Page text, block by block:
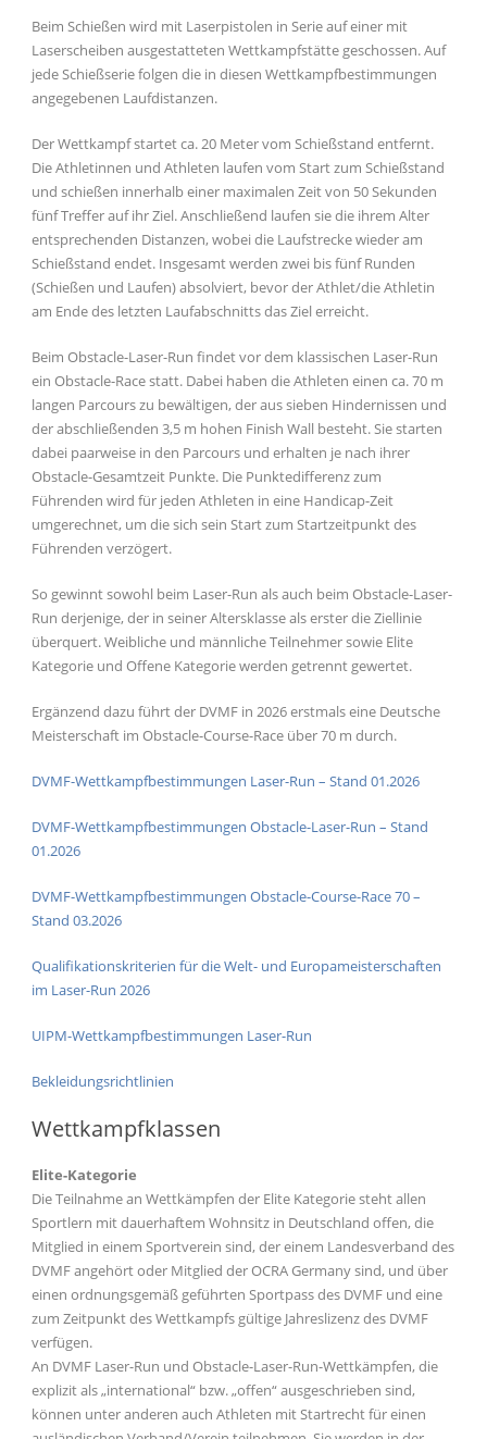
Beim Schießen wird mit Laserpistolen in Serie auf einer mit
Laserscheiben ausgestatteten Wettkampfstätte geschossen. Auf
jede Schießserie folgen die in diesen Wettkampfbestimmungen
angegebenen Laufdistanzen.
Der Wettkampf startet ca. 20 Meter vom Schießstand entfernt.
Die Athletinnen und Athleten laufen vom Start zum Schießstand
und schießen innerhalb einer maximalen Zeit von 50 Sekunden
fünf Treffer auf ihr Ziel. Anschließend laufen sie die ihrem Alter
entsprechenden Distanzen, wobei die Laufstrecke wieder am
Schießstand endet. Insgesamt werden zwei bis fünf Runden
(Schießen und Laufen) absolviert, bevor der Athlet/die Athletin
am Ende des letzten Laufabschnitts das Ziel erreicht.
Beim Obstacle-Laser-Run findet vor dem klassischen Laser-Run
ein Obstacle-Race statt. Dabei haben die Athleten einen ca. 70 m
langen Parcours zu bewältigen, der aus sieben Hindernissen und
der abschließenden 3,5 m hohen Finish Wall besteht. Sie starten
dabei paarweise in den Parcours und erhalten je nach ihrer
Obstacle-Gesamtzeit Punkte. Die Punktedifferenz zum
Führenden wird für jeden Athleten in eine Handicap-Zeit
umgerechnet, um die sich sein Start zum Startzeitpunkt des
Führenden verzögert.
So gewinnt sowohl beim Laser-Run als auch beim Obstacle-Laser-
Run derjenige, der in seiner Altersklasse als erster die Ziellinie
überquert. Weibliche und männliche Teilnehmer sowie Elite
Kategorie und Offene Kategorie werden getrennt gewertet.
Ergänzend dazu führt der DVMF in 2026 erstmals eine Deutsche
Meisterschaft im Obstacle-Course-Race über 70 m durch.
DVMF-Wettkampfbestimmungen Laser-Run – Stand 01.2026
DVMF-Wettkampfbestimmungen Obstacle-Laser-Run – Stand
01.2026
DVMF-Wettkampfbestimmungen Obstacle-Course-Race 70 –
Stand 03.2026
Qualifikationskriterien für die Welt- und Europameisterschaften
im Laser-Run 2026
UIPM-Wettkampfbestimmungen Laser-Run
Bekleidungsrichtlinien
Wettkampfklassen
Elite-Kategorie
Die Teilnahme an Wettkämpfen der Elite Kategorie steht allen
Sportlern mit dauerhaftem Wohnsitz in Deutschland offen, die
Mitglied in einem Sportverein sind, der einem Landesverband des
DVMF angehört oder Mitglied der OCRA Germany sind, und über
einen ordnungsgemäß geführten Sportpass des DVMF und eine
zum Zeitpunkt des Wettkampfs gültige Jahreslizenz des DVMF
verfügen.
An DVMF Laser-Run und Obstacle-Laser-Run-Wettkämpfen, die
explizit als „international“ bzw. „offen“ ausgeschrieben sind,
können unter anderen auch Athleten mit Startrecht für einen